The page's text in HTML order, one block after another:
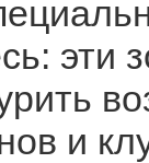
эти
и